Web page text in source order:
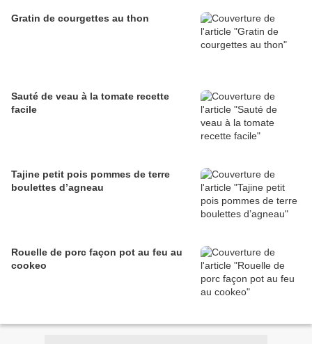
Gratin de courgettes au thon
Sauté de veau à la tomate recette
facile
Tajine petit pois pommes de terre
boulettes d’agneau
Rouelle de porc façon pot au feu au
cookeo